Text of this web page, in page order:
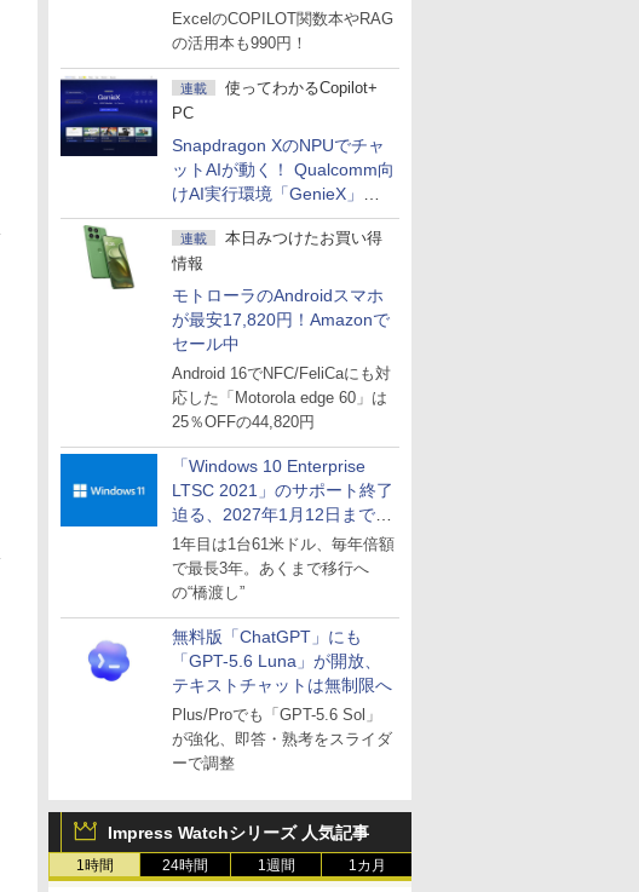
マーセール」第2弾開始！
ExcelのCOPILOT関数本やRAG
の活用本も990円！
連載
使ってわかるCopilot+
PC
Snapdragon XのNPUでチャ
ットAIが動く！ Qualcomm向
けAI実行環境「GenieX」を
試してみた
連載
本日みつけたお買い得
情報
モトローラのAndroidスマホ
が最安17,820円！Amazonで
セール中
Android 16でNFC/FeliCaにも対
応した「Motorola edge 60」は
25％OFFの44,820円
「Windows 10 Enterprise
LTSC 2021」のサポート終了
迫る、2027年1月12日まで
～ESUは9月1日から販売
1年目は1台61米ドル、毎年倍額
で最長3年。あくまで移行へ
の“橋渡し”
無料版「ChatGPT」にも
「GPT-5.6 Luna」が開放、
テキストチャットは無制限へ
Plus/Proでも「GPT-5.6 Sol」
が強化、即答・熟考をスライダ
ーで調整
Impress Watchシリーズ 人気記事
1時間 24時間 1週間 1カ月